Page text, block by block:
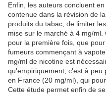
Enfin, les auteurs concluent
contenue dans la révision de
produits du tabac, de limiter
mise sur le marché à 4 mg/ml.
pour la première fois, que
fumeurs commençant à
mg/ml de nicotine est
qu'empiriquement, c'est à peu
en France (20 mg/ml), qui
Cette étude permet enfin de